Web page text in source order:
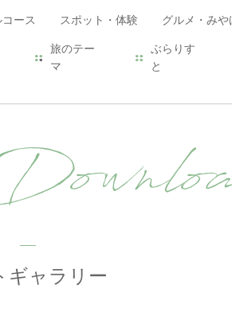
ース スポット・体験 グルメ・みや
旅のテー
マ
ぶらりす
と
ギャラリー